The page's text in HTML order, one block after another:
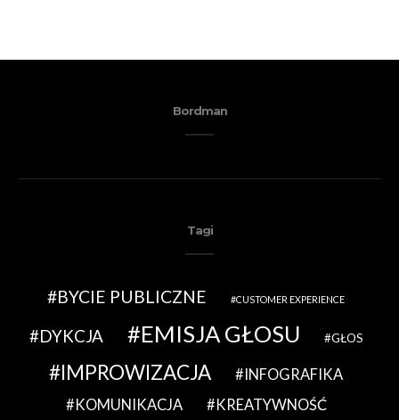
Bordman
Tagi
BYCIE PUBLICZNE CUSTOMER EXPERIENCE
DYKCJA EMISJA GŁOSU GŁOS
IMPROWIZACJA
INFOGRAFIKA
KOMUNIKACJA
KREATYWNOŚĆ